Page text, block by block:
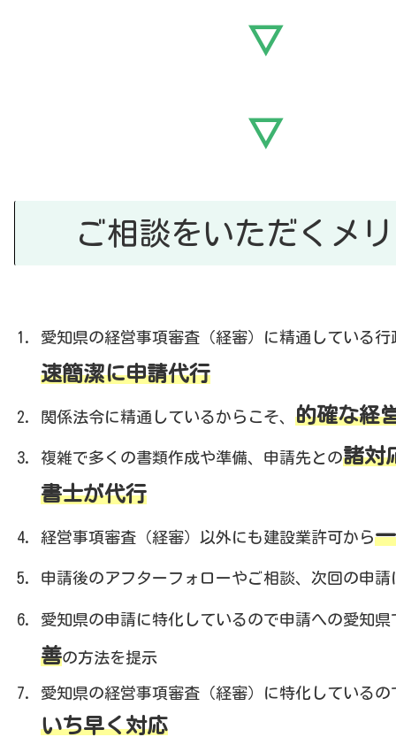
▽
▽
ご相談をいただくメ
愛知県の経営事項審査（経審）に精通している行
速簡潔に申請代行
関係法令に精通しているからこそ、 的確な経
複雑で多くの書類作成や準備、申請先との諸対
書士が代行
経営事項審査（経審）以外にも建設業許可から
申請後のアフターフォローやご相談、次回の申請
愛知県の申請に特化しているので申請への愛知県
善の方法を提示
愛知県の経営事項審査（経審）に特化しているの
いち早く対応